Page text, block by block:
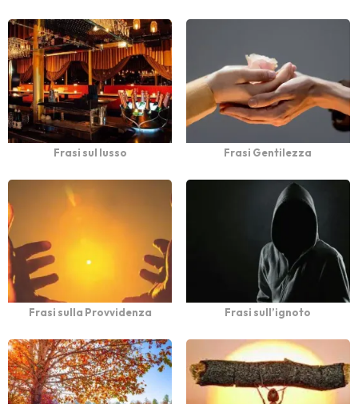
Frasi sul lusso Frasi Gentilezza
Frasi sulla Provvidenza Frasi sull’ignoto